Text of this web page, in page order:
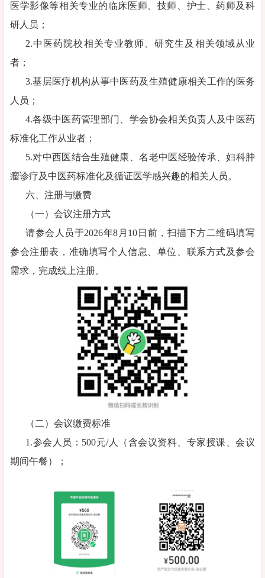
医学影像等相关专业的临床医师、技师、护士、药师及科
研人员；
2.中医药院校相关专业教师、研究生及相关领域从业
者；
3.基层医疗机构从事中医药及生殖健康相关工作的医务
人员；
4.各级中医药管理部门、学会协会相关负责人及中医药
标准化工作从业者；
5.对中西医结合生殖健康、名老中医经验传承、妇科肿
瘤诊疗及中医药标准化及循证医学感兴趣的相关人员。
六、注册与缴费
（一）会议注册方式
请参会人员于2026年8月10日前，扫描下方二维码填写
参会注册表，准确填写个人信息、单位、联系方式及参会
需求，完成线上注册。
（二）会议缴费标准
1.参会人员：500元/人（含会议资料、专家授课、会议
期间午餐）；